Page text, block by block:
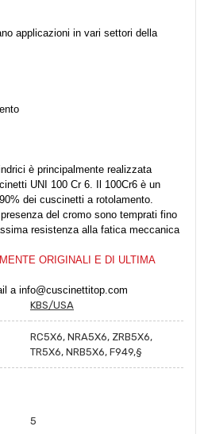
applicazioni in vari settori della
è principalmente realizzata
UNI 100 Cr 6. Il 100Cr6 è un
dei cuscinetti a rotolamento.
del cromo sono temprati fino
resistenza alla fatica meccanica
ORIGINALI E DI ULTIMA
a info@cuscinettitop.com
KBS/USA
RC5X6, NRA5X6, ZRB5X6,
TR5X6, NRB5X6, F949,§
5